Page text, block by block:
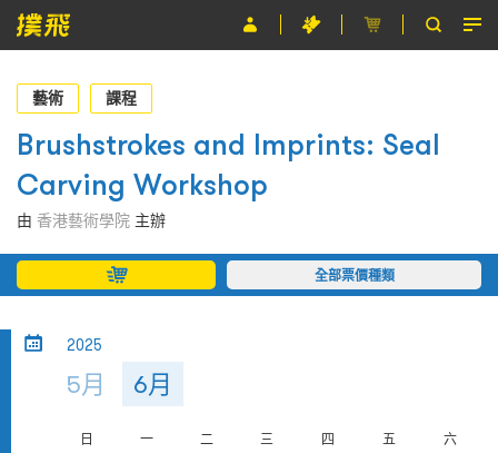
節目
主辦單位
關於撲飛
條款及細則
EN
藝術 課程
Brushstrokes and Imprints: Seal
Carving Workshop
由 香港藝術學院 主辦
全部票價種類
2025
5月 6月
日 一 二 三 四 五 六